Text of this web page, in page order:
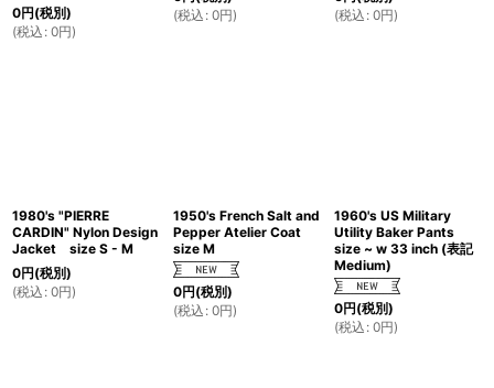
0円(税別)
(税込 : 0円)
(税込 : 0円)
(税込 : 0円)
1980's "PIERRE
CARDIN" Nylon Design
Jacket size S - M
0円(税別)
(税込 : 0円)
1950's French Salt and
Pepper Atelier Coat
size M
0円(税別)
(税込 : 0円)
1960's US Military
Utility Baker Pants
size ~ w 33 inch (表記
Medium)
0円(税別)
(税込 : 0円)